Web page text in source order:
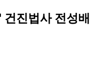
진법사 전성배